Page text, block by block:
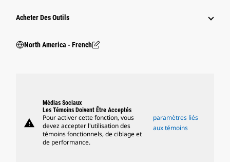
Acheter Des Outils
North America - French
warning
Médias Sociaux
Les Témoins Doivent Être Acceptés
Pour activer cette fonction, vous
devez accepter l'utilisation des
témoins fonctionnels, de ciblage et
de performance.
paramètres liés
aux témoins